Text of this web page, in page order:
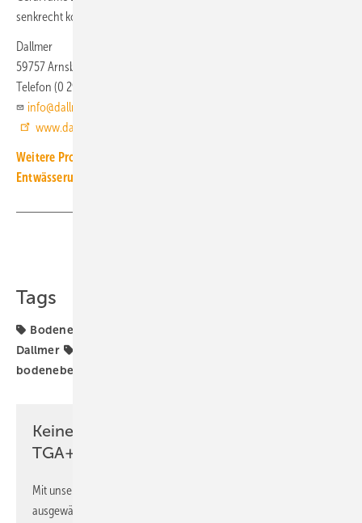
senkrecht kompatibel.
Dallmer
59757 Arnsberg
Telefon (0 29 32) 9 61 60
info@dallmer.de
www.dallmer.de
Weitere Produkt-Meldungen zum Thema Installations- und
Entwässerungstechnik
Tags
Bodenentwässerung
Dallmer
bodenebene Duschfläche
Keine Zeit? Kein Problem mit dem
TGA+E Newsletter!
Mit unserem Newsletter erhalten Sie regelmäßig von uns
ausgewählte Informationen und Neuigkeiten, gebündelt und